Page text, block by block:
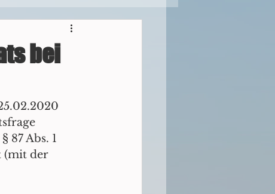
Mediation
bei
87 Abs. 1
(mit der